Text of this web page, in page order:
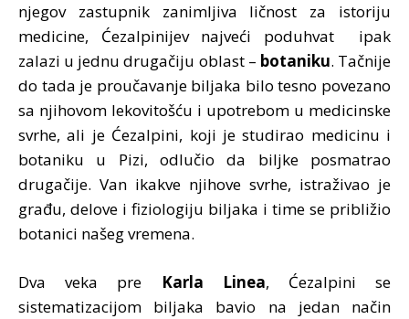
njegov zastupnik zanimljiva ličnost za istoriju
medicine, Ćezalpinijev najveći poduhvat ipak
zalazi u jednu drugačiju oblast – botaniku. Tačnije
do tada je proučavanje biljaka bilo tesno povezano
sa njihovom lekovitošću i upotrebom u medicinske
svrhe, ali je Ćezalpini, koji je studirao medicinu i
botaniku u Pizi, odlučio da biljke posmatrao
drugačije. Van ikakve njihove svrhe, istraživao je
građu, delove i fiziologiju biljaka i time se približio
botanici našeg vremena.
Dva veka pre Karla Linea, Ćezalpini se
sistematizacijom biljaka bavio na jedan način